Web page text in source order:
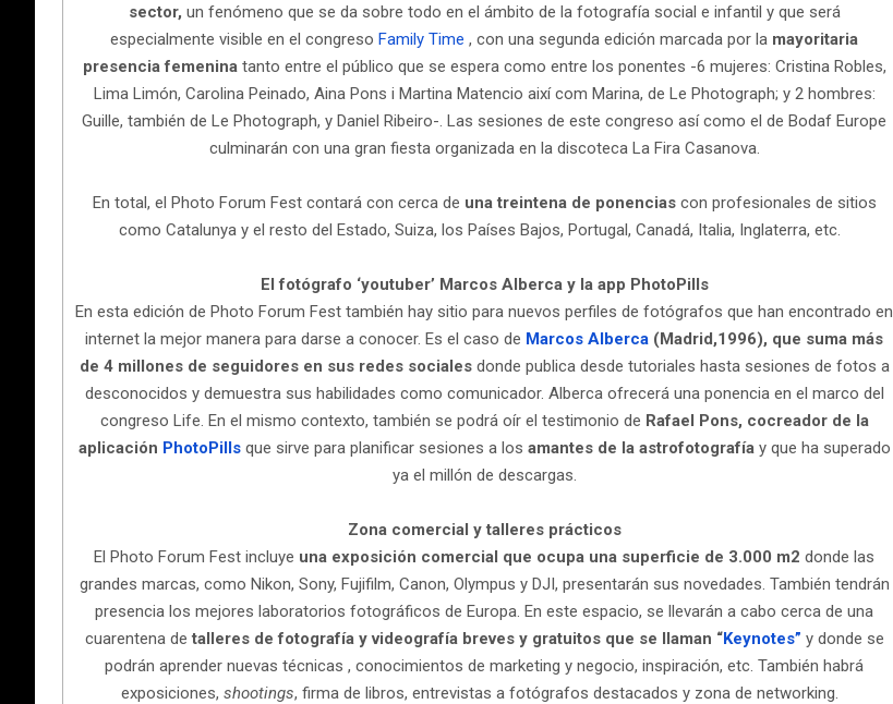
sector, un fenómeno que se da sobre todo en el ámbito de la fotografía social e infantil y que será
especialmente visible en el congreso Family Time , con una segunda edición marcada por la mayoritaria
presencia femeninatanto entre el público que se espera como entre los ponentes -6 mujeres: Cristina Robles,
Lima Limón, Carolina Peinado, Aina Pons i Martina Matencio així com Marina, de Le Photograph; y 2 hombres:
Guille, también de Le Photograph, y Daniel Ribeiro-. Las sesiones de este congreso así como el de Bodaf Europe
culminarán con una gran fiesta organizada en la discoteca La Fira Casanova.
En total, el Photo Forum Fest contará con cerca de una treintena de ponenciascon profesionales de sitios
como Catalunya y el resto del Estado, Suiza, los Países Bajos, Portugal, Canadá, Italia, Inglaterra, etc.
El fotógrafo ‘youtuber’ Marcos Alberca y la app PhotoPills
En esta edición de Photo Forum Fest también hay sitio para nuevos perfiles de fotógrafos que han encontrado en
internet la mejor manera para darse a conocer. Es el caso de Marcos Alberca (Madrid,1996), que suma más
de 4 millones de seguidores en sus redes socialesdonde publica desde tutoriales hasta sesiones de fotos a
desconocidos y demuestra sus habilidades como comunicador. Alberca ofrecerá una ponencia en el marco del
congreso Life. En el mismo contexto, también se podrá oír el testimonio de Rafael Pons, cocreador de la
aplicación PhotoPills que sirve para planificar sesiones a los amantes de la astrofotografíay que ha superado
ya el millón de descargas.
Zona comercial y talleres prácticos
El Photo Forum Fest incluye una exposición comercial que ocupa una superficie de 3.000 m2 donde las
grandes marcas, como Nikon, Sony, Fujifilm, Canon, Olympus y DJI, presentarán sus novedades. También tendrán
presencia los mejores laboratorios fotográficos de Europa. En este espacio, se llevarán a cabo cerca de una
cuarentena detalleres de fotografía y videografía breves y gratuitos que se llaman “Keynotes” y donde se
podrán aprender nuevas técnicas , conocimientos de marketing y negocio, inspiración, etc. También habrá
exposiciones, shootings, firma de libros, entrevistas a fotógrafos destacados y zona de networking.